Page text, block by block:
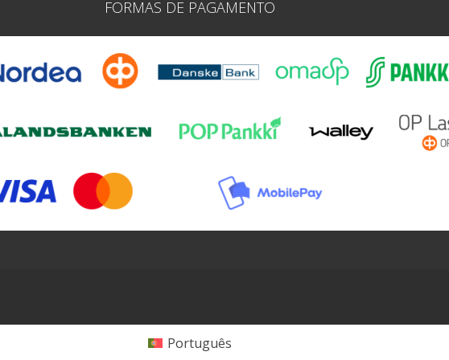
FORMAS DE PAGAMENTO
Português